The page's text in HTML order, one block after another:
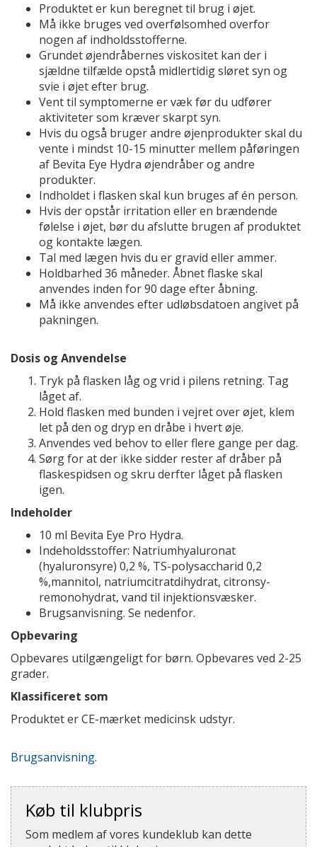
Produktet er kun beregnet til brug i øjet.
Må ikke bruges ved overfølsomhed overfor
nogen af indholdsstofferne.
Grundet øjendråbernes viskositet kan der i
sjældne tilfælde opstå midlertidig sløret syn og
svie i øjet efter brug.
Vent til symptomerne er væk før du udfører
aktiviteter som kræver skarpt syn.
Hvis du også bruger andre øjenprodukter skal du
vente i mindst 10-15 minutter mellem på­føringen
af Bevita Eye Hydra øjendråber og andre
produkter.
Indholdet i flasken skal kun bruges af én person.
Hvis der opstår irritation eller en brændende
følelse i øjet, bør du afslutte brugen af produktet
og kontakte lægen.
Tal med lægen hvis du er gravid eller ammer.
Holdbarhed 36 måneder. Åbnet flaske skal
anvendes inden for 90 dage efter åbning.
Må ikke anvendes efter udløbsdatoen angivet på
pakningen.
Dosis og Anvendelse
Tryk på flasken låg og vrid i pilens retning. Tag
låget af.
Hold flasken med bunden i vejret over øjet, klem
let på den og dryp en dråbe i hvert øje.
Anvendes ved behov to eller flere gange per dag.
Sørg for at der ikke sidder rester af dråber på
flaskespidsen og skru derfter låget på flasken
igen.
Indeholder
10 ml Bevita Eye Pro Hydra.
Indeholdsstoffer: Natriumhyaluronat
(hyaluronsyre) 0,2 %, TS-polysaccharid 0,2
%,mannitol, natriumci­tratdihydrat, citronsy­
remonohydrat, vand til injektionsvæsker.
Brugsanvisning. Se nedenfor.
Opbevaring
Opbevares utilgængeligt for børn. Opbevares ved 2-25
grader.
Klassificeret som
Produktet er CE-mærket medicinsk udstyr.
Brugsanvisning.
Køb til klubpris
Som medlem af vores kundeklub kan dette